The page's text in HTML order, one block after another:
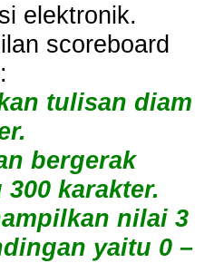
elektronik.
scoreboard
tulisan diam
bergerak
karakter.
nilai 3
yaitu 0 –